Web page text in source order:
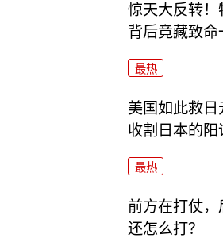
惊天大反转
背后竟藏致命
最热
美国如此救
收割日本的阳
最热
前方在打仗，
还怎么打？